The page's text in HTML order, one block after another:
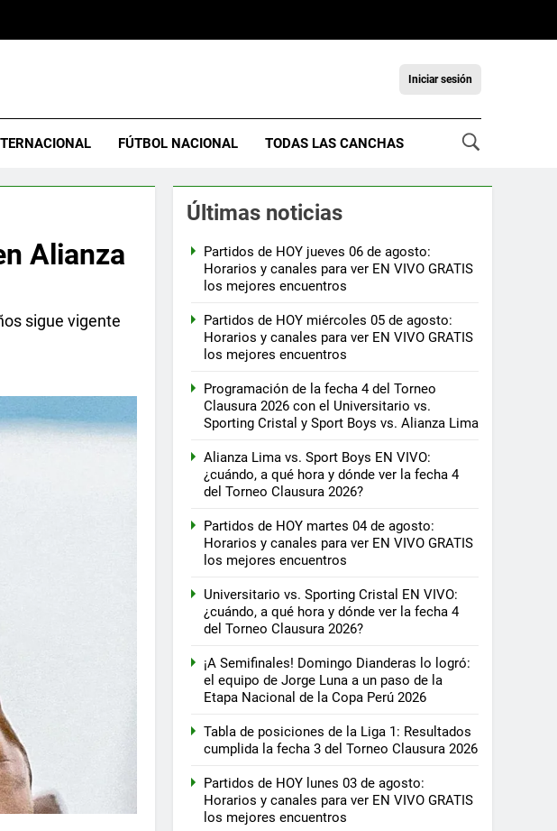
Iniciar sesión
FÚTBOL NACIONAL TODAS LAS CANCHAS
Alianza
sigue vigente
Últimas noticias
Partidos de HOY jueves 06 de agosto:
Horarios y canales para ver EN VIVO GRATIS
los mejores encuentros
Partidos de HOY miércoles 05 de agosto:
Horarios y canales para ver EN VIVO GRATIS
los mejores encuentros
Programación de la fecha 4 del Torneo
Clausura 2026 con el Universitario vs.
Sporting Cristal y Sport Boys vs. Alianza Lima
Alianza Lima vs. Sport Boys EN VIVO:
¿cuándo, a qué hora y dónde ver la fecha 4
del Torneo Clausura 2026?
Partidos de HOY martes 04 de agosto:
Horarios y canales para ver EN VIVO GRATIS
los mejores encuentros
Universitario vs. Sporting Cristal EN VIVO:
¿cuándo, a qué hora y dónde ver la fecha 4
del Torneo Clausura 2026?
¡A Semifinales! Domingo Dianderas lo logró:
el equipo de Jorge Luna a un paso de la
Etapa Nacional de la Copa Perú 2026
Tabla de posiciones de la Liga 1: Resultados
cumplida la fecha 3 del Torneo Clausura 2026
Partidos de HOY lunes 03 de agosto:
Horarios y canales para ver EN VIVO GRATIS
los mejores encuentros